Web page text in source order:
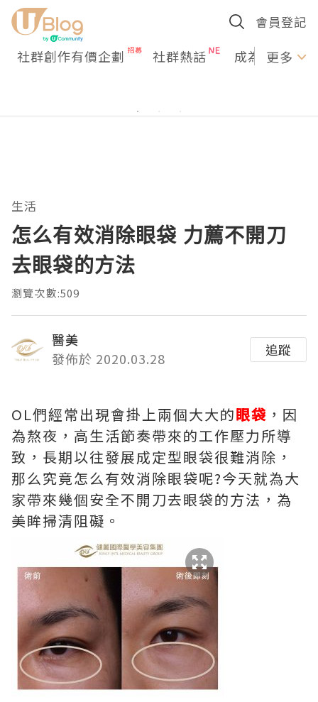
會員登記
社群創作有價企劃 社群熱話 成為U更多
生活
怎么有效消除眼袋 力薦不開刀
去眼袋的方法
瀏覽次數:509
醫美
發佈於 2020.03.28
追蹤
OL們經常出現會掛上兩個大大的眼袋 ，因
為熬夜，高生活節奏帶來的工作壓力所導
致，長期以往發展成定型眼袋很難消除，
那么究竟怎么有效消除眼袋呢?今天就為大
家帶來幾個安全不開刀去眼袋的方法，為
美眸掃清阻礙。